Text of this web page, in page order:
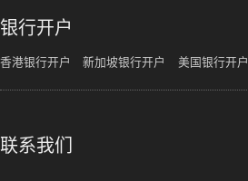
银行开户
香港银行开户 新加坡银行开户 美国银行开户
联系我们